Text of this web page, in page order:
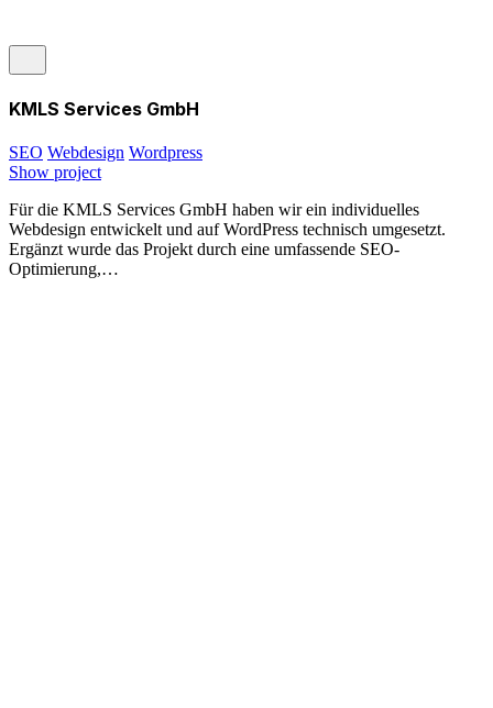
KMLS Services GmbH
SEO Webdesign Wordpress
Show project
Für die KMLS Services GmbH haben wir ein individuelles
Webdesign entwickelt und auf WordPress technisch umgesetzt.
Ergänzt wurde das Projekt durch eine umfassende SEO-
Optimierung,…